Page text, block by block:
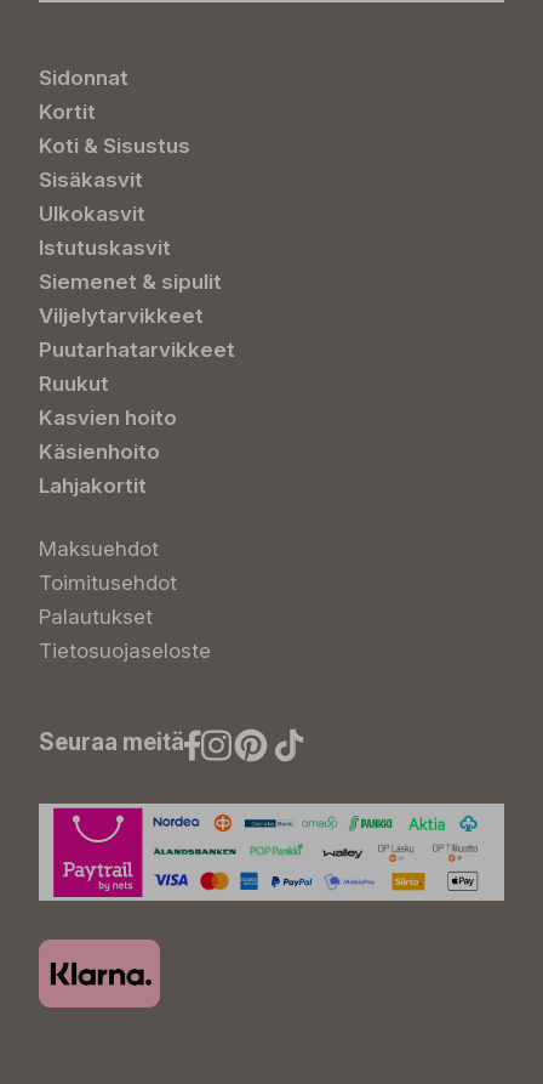
Sidonnat
Kortit
Koti & Sisustus
Sisäkasvit
Ulkokasvit
Istutuskasvit
Siemenet & sipulit
Viljelytarvikkeet
Puutarhatarvikkeet
Ruukut
Kasvien hoito
Käsienhoito
Lahjakortit
Maksuehdot
Toimitusehdot
Palautukset
Tietosuojaseloste
Seuraa meitä